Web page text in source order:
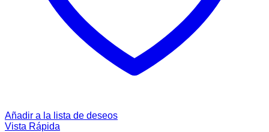
Añadir a la lista de deseos
Vista Rápida